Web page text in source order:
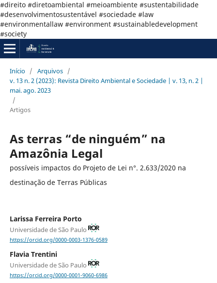
#direito #diretoambiental #meioambiente #sustentabilidade
#desenvolvimentosustentável #sociedade #law
#environmentallaw #environment #sustainabledevelopment
#society
Início / Arquivos /
v. 13 n. 2 (2023): Revista Direito Ambiental e Sociedade | v. 13, n. 2 |
mai. ago. 2023
/
Artigos
As terras “de ninguém” na
Amazônia Legal
possíveis impactos do Projeto de Lei n°. 2.633/2020 na
destinação de Terras Públicas
Larissa Ferreira Porto
Universidade de São Paulo
https://orcid.org/0000-0003-1376-0589
Flavia Trentini
Universidade de São Paulo
https://orcid.org/0000-0001-9060-6986